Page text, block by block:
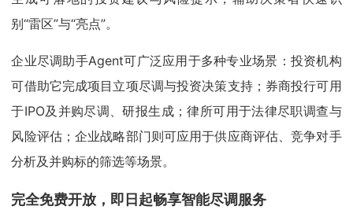
别“雷区”与“亮点”。
企业尽调助手Agent可广泛应用于多种专业场景：投资机构
可借助它完成项目立项尽调与投资决策支持；券商投行可用
于IPO及并购尽调、研报生成；律所可用于法律尽职调查与
风险评估；企业战略部门则可应用于供应商评估、竞争对手
分析及并购标的筛选等场景。
完全免费开放，即日起畅享智能尽调服务